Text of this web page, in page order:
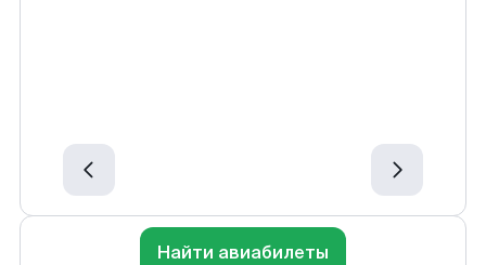
Найти авиабилеты